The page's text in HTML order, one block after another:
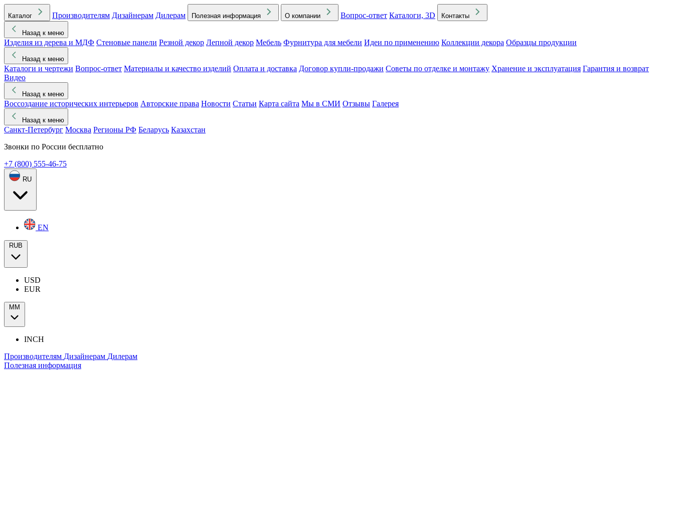
Каталог Производителям Дизайнерам Дилерам Полезная информация О компании Вопрос-ответ Каталоги, 3D Контакты
Назад к меню
Изделия из дерева и МДФ Стеновые панели Резной декор Лепной декор Мебель Фурнитура для мебели Идеи по применению Коллекции декора Образцы продукции
Назад к меню
Каталоги и чертежи Вопрос-ответ Материалы и качество изделий Оплата и доставка Договор купли-продажи Советы по отделке и монтажу Хранение и эксплуатация Гарантия и возврат
Видео
Назад к меню
Воссоздание исторических интерьеров Авторские права Новости Статьи Карта сайта Мы в СМИ Отзывы Галерея
Назад к меню
Санкт-Петербург Москва Регионы РФ Беларусь Казахстан
Звонки по России бесплатно
+7 (800) 555-46-75
RU
EN
RUB
USD
EUR
ММ
INCH
Производителям Дизайнерам Дилерам
Полезная информация